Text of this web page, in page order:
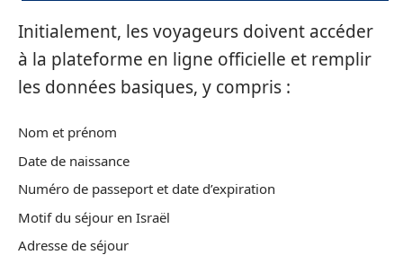
Initialement, les voyageurs doivent accéder
à la plateforme en ligne officielle et remplir
les données basiques, y compris :
Nom et prénom
Date de naissance
Numéro de passeport et date d’expiration
Motif du séjour en Israël
Adresse de séjour